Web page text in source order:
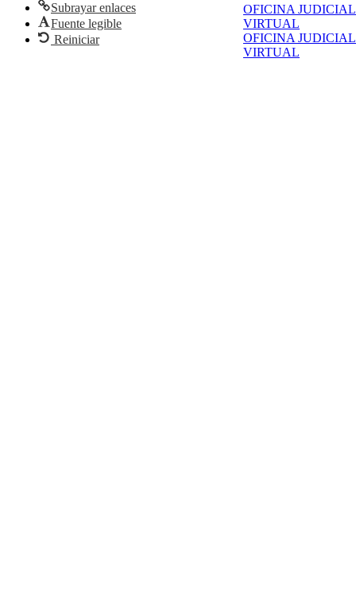
OFICINA JUDICIAL
VIRTUAL
OFICINA JUDICIAL
VIRTUAL
Subrayar enlaces
Fuente legible
Reiniciar